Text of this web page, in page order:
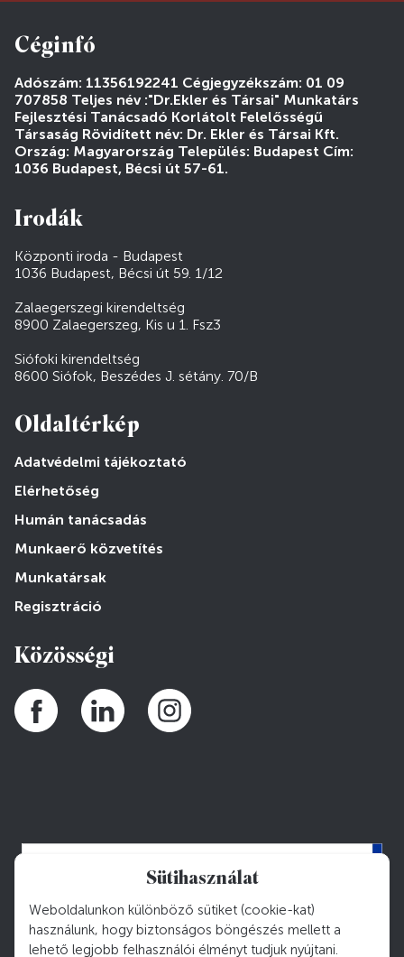
Céginfó
Adószám: 11356192241 Cégjegyzékszám: 01 09
707858 Teljes név :"Dr.Ekler és Társai" Munkatárs
Fejlesztési Tanácsadó Korlátolt Felelősségű
Társaság Rövidített név: Dr. Ekler és Társai Kft.
Ország: Magyarország Település: Budapest Cím:
1036 Budapest, Bécsi út 57-61.
Irodák
Központi iroda - Budapest
1036 Budapest, Bécsi út 59. 1/12
Zalaegerszegi kirendeltség
8900 Zalaegerszeg, Kis u 1. Fsz3
Siófoki kirendeltség
8600 Siófok, Beszédes J. sétány. 70/B
Oldaltérkép
Adatvédelmi tájékoztató
Elérhetőség
Humán tanácsadás
Munkaerő közvetítés
Munkatársak
Regisztráció
Közösségi
Sütihasználat
Weboldalunkon különböző sütiket (cookie-kat)
használunk, hogy biztonságos böngészés mellett a
lehető legjobb felhasználói élményt tudjuk nyújtani.